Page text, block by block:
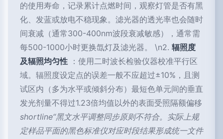
的使用寿命，记录累计点燃时间，观察灯管是否有黑
化、发蓝或放电不稳现象。滤光器的透光率也会随时
间衰减（通常300-400nm波段衰减敏感），通常需
每500-1000小时更换氙灯及滤光器。 \n2. 辐照度
及辐照均匀性 ：使用二时波长检验仪器校准平行区
域。辐照度设定点的误差一般不应超过±10%，且测
试区内（多为水平或倾斜分布）最短色单元间的垂直
发光剂量不得过1.23倍均值以外的表面受照隔额偏移
shortline“黑文水平调整同步原则不符合。实际上规
定样品平面的黑色标准仪对应时段结果形成统一文件